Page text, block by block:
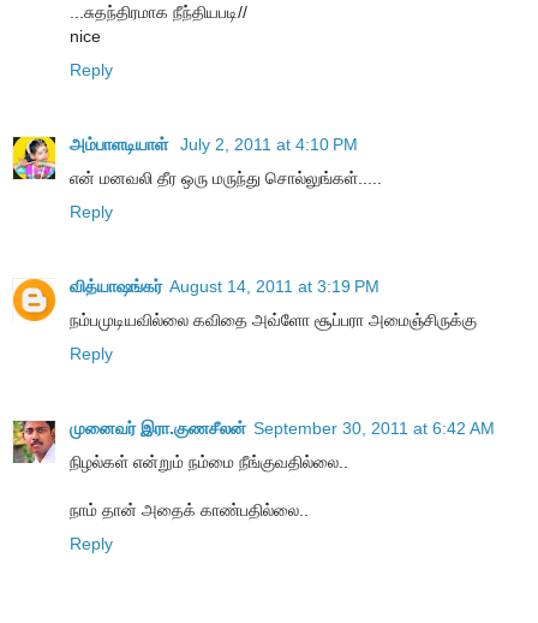
...சுதந்திரமாக நீந்தியபடி//
nice
Reply
அம்பாளடியாள் July 2, 2011 at 4:10 PM
என் மனவலி தீர ஒரு மருந்து சொல்லுங்கள்.....
Reply
வித்யாஷ‌ங்கர் August 14, 2011 at 3:19 PM
நம்பமுடியவில்லை கவிதை அவ்ளோ சூப்பரா அமைஞ்சிருக்கு
Reply
முனைவர் இரா.குணசீலன் September 30, 2011 at 6:42 AM
நிழல்கள் என்றும் நம்மை நீங்குவதில்லை..
நாம் தான் அதைக் காண்பதில்லை..
Reply